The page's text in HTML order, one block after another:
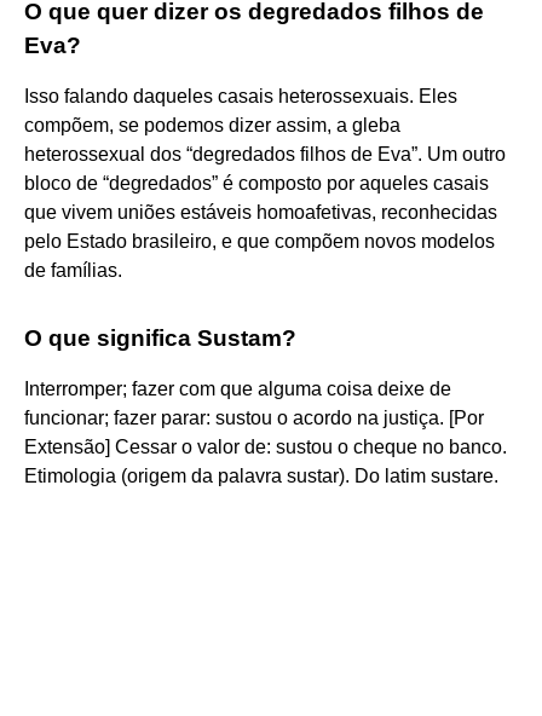
O que quer dizer os degredados filhos de
Eva?
Isso falando daqueles casais heterossexuais. Eles
compõem, se podemos dizer assim, a gleba
heterossexual dos “degredados filhos de Eva”. Um outro
bloco de “degredados” é composto por aqueles casais
que vivem uniões estáveis homoafetivas, reconhecidas
pelo Estado brasileiro, e que compõem novos modelos
de famílias.
O que significa Sustam?
Interromper; fazer com que alguma coisa deixe de
funcionar; fazer parar: sustou o acordo na justiça. [Por
Extensão] Cessar o valor de: sustou o cheque no banco.
Etimologia (origem da palavra sustar). Do latim sustare.